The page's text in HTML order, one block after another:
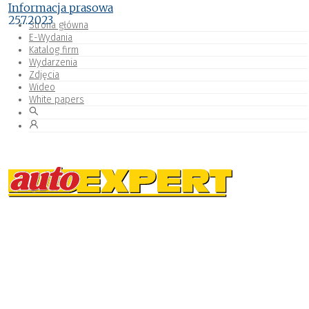
Strona główna
E-Wydania
Katalog firm
Wydarzenia
Zdjęcia
Wideo
White papers
Informacja prasowa
25.7.2023